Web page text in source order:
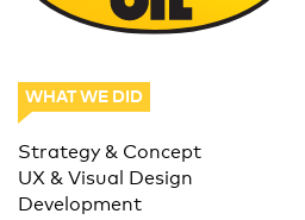
WHAT WE DID
Strategy & Concept
UX & Visual Design
Development